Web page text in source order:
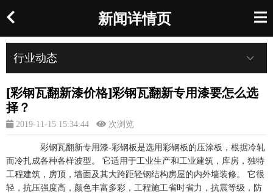
新闻详情页
行业动态
[彩钢瓦翻新漆价格]彩钢瓦翻新专用漆要怎么选
择？
2019-11-15 15:34:44 次浏览
彩钢瓦翻新专用漆-彩钢板是选用彩钢板的压涂板，根据冷轧
而冷扎成各种各样波型。 它适用于工业生产和工业建筑，库房，独特
工程建筑，房顶，墙面及其大跨距轻钢结构房屋的内外墙装修。 它很
轻，抗压强度高，颜色丰富多彩，工程施工省时省力，抗震等级，防